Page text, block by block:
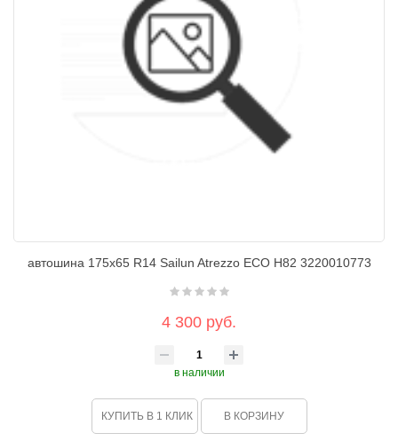
автошина 175х65 R14 Sailun Atrezzo ECO H82 3220010773
4 300 руб.
в наличии
КУПИТЬ В 1 КЛИК В КОРЗИНУ